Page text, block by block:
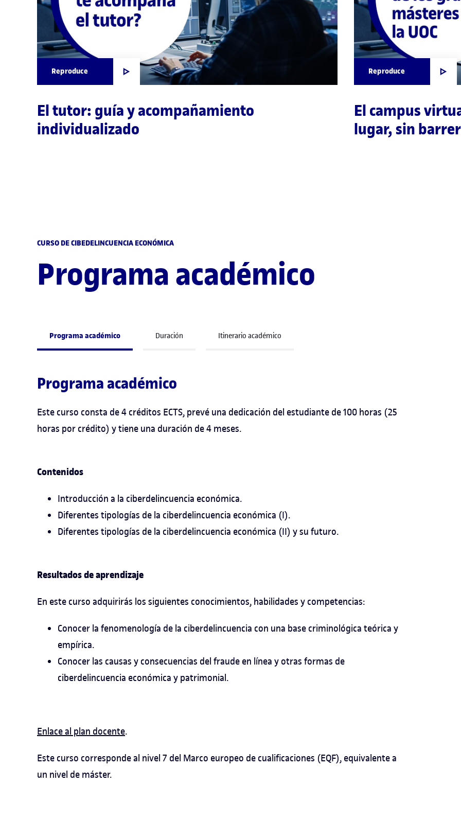
Reproduce
El tutor: guía y acompañamiento
individualizado
Reproduce
El campus
lugar, sin
CURSO DE CIBEDELINCUENCIA ECONÓMICA
Programa académico
Programa académico Duración Itinerario académico
Programa académico
Este curso consta de 4 créditos ECTS, prevé una dedicación del estudiante de 100 horas (25
horas por crédito) y tiene una duración de 4 meses.
Contenidos
Introducción a la ciberdelincuencia económica.
Diferentes tipologías de la ciberdelincuencia económica (I).
Diferentes tipologías de la ciberdelincuencia económica (II) y su futuro.
Resultados de aprendizaje
En este curso adquirirás los siguientes conocimientos, habilidades y competencias:
Conocer la fenomenología de la ciberdelincuencia con una base criminológica teórica y
empírica.
Conocer las causas y consecuencias del fraude en línea y otras formas de
ciberdelincuencia económica y patrimonial.
Enlace al plan docente.
Este curso corresponde al nivel 7 del Marco europeo de cualificaciones (EQF), equivalente a
un nivel de máster.